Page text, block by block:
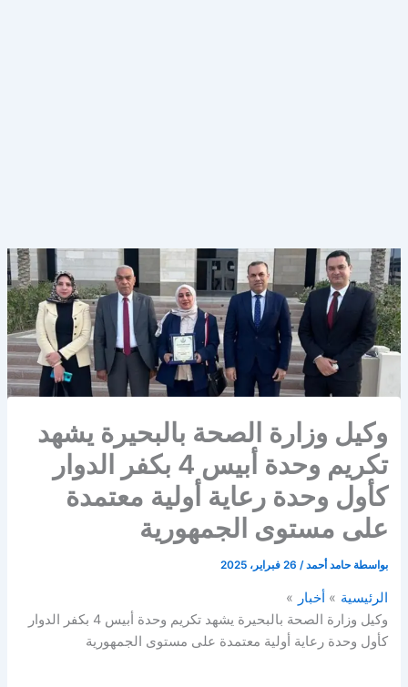
وكيل وزارة الصحة بالبحيرة يشهد
تكريم وحدة أبيس 4 بكفر الدوار
كأول وحدة رعاية أولية معتمدة
على مستوى الجمهورية
بواسطة حامد أحمد/ 26 فبراير، 2025
الرئيسية
أخبار
وكيل وزارة الصحة بالبحيرة يشهد تكريم وحدة أبيس 4 بكفر الدوار
كأول وحدة رعاية أولية معتمدة على مستوى الجمهورية